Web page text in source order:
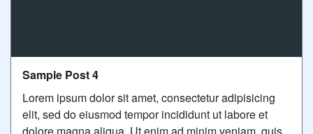
Sample Post 4
Lorem ipsum dolor sit amet, consectetur adipisicing
elit, sed do eiusmod tempor incididunt ut labore et